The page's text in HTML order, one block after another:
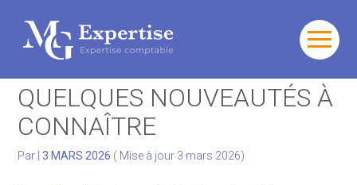
Aller
Gérer votre quotidien
Gérer votre patrimoine
Facturation Électronique
SECTEUR DU TOURISME :
QUELQUES NOUVEAUTÉS À
CONNAÎTRE
Par |3 MARS 2026 ( Mise à jour 3 mars 2026)